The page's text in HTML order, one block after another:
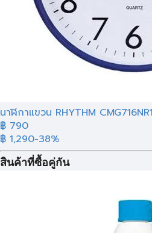
นาฬิกาแขวน RHYTHM
฿ 790
฿ 1,290-38%
สินค้าที่ซื้อคู่กัน